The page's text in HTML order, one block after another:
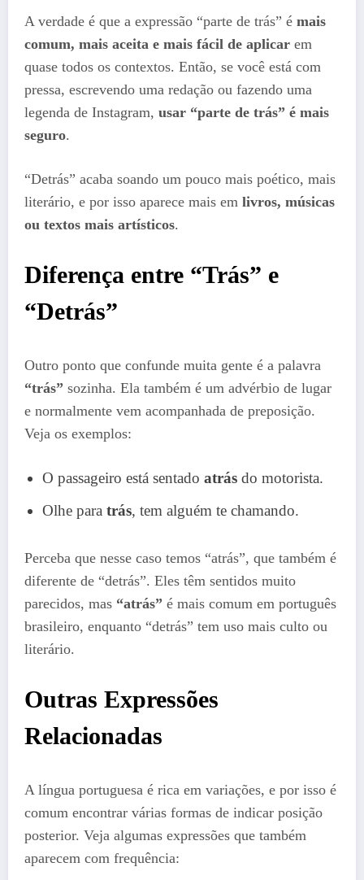
A verdade é que a expressão “parte de trás” é mais
comum, mais aceita e mais fácil de aplicar em
quase todos os contextos. Então, se você está com
pressa, escrevendo uma redação ou fazendo uma
legenda de Instagram, usar “parte de trás” é mais
seguro.
“Detrás” acaba soando um pouco mais poético, mais
literário, e por isso aparece mais em livros, músicas
ou textos mais artísticos.
Diferença entre “Trás” e
“Detrás”
Outro ponto que confunde muita gente é a palavra
“trás” sozinha. Ela também é um advérbio de lugar
e normalmente vem acompanhada de preposição.
Veja os exemplos:
O passageiro está sentado atrás do motorista.
Olhe para trás, tem alguém te chamando.
Perceba que nesse caso temos “atrás”, que também é
diferente de “detrás”. Eles têm sentidos muito
parecidos, mas “atrás” é mais comum em português
brasileiro, enquanto “detrás” tem uso mais culto ou
literário.
Outras Expressões
Relacionadas
A língua portuguesa é rica em variações, e por isso é
comum encontrar várias formas de indicar posição
posterior. Veja algumas expressões que também
aparecem com frequência: